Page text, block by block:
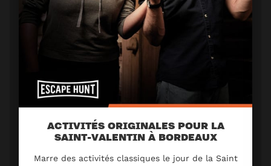
ACTIVITÉS ORIGINALES POUR LA
SAINT-VALENTIN À BORDEAUX
Marre des activités classiques le jour de la Saint